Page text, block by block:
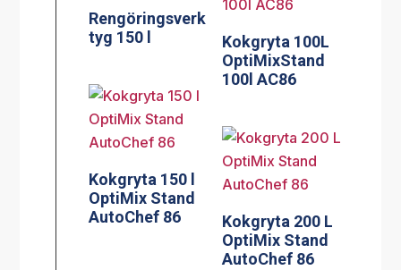
Rengöringsverk
tyg 150 l
Kokgryta 100L
OptiMixStand
100l AC86
Kokgryta 150 l
OptiMix Stand
AutoChef 86
Kokgryta 200 L
OptiMix Stand
AutoChef 86